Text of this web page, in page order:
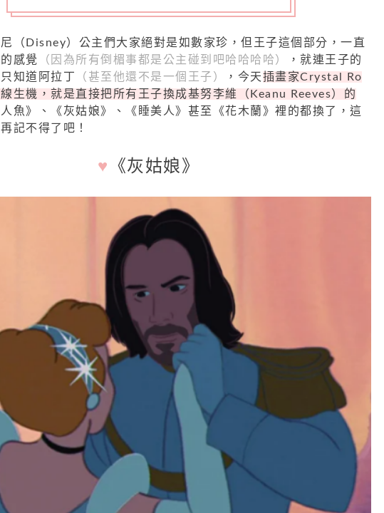
（Disney）公主們大家絕對是如數家珍，但王子這個部分，一直
感覺
（因為所有倒楣事都是公主碰到吧哈哈哈哈）
，就連王子的
知道阿拉丁
（甚至他還不是一個王子） ，今天插畫家Crystal Ro
生機，就是直接把所有王子換成基努李維（Keanu Reeves）的
人魚》、《灰姑娘》、《睡美人》甚至《花木蘭》裡的都換了，這
記不得了吧！
♥ 《灰姑娘》